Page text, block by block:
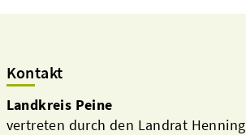
Kontakt
Landkreis Peine
vertreten durch den Landrat Henning